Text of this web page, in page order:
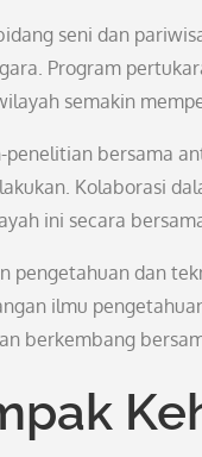
seni dan
Program
semakin
penelitian bersama
Kolaborasi
ini secara
pengetahuan dan
ilmu
berkembang